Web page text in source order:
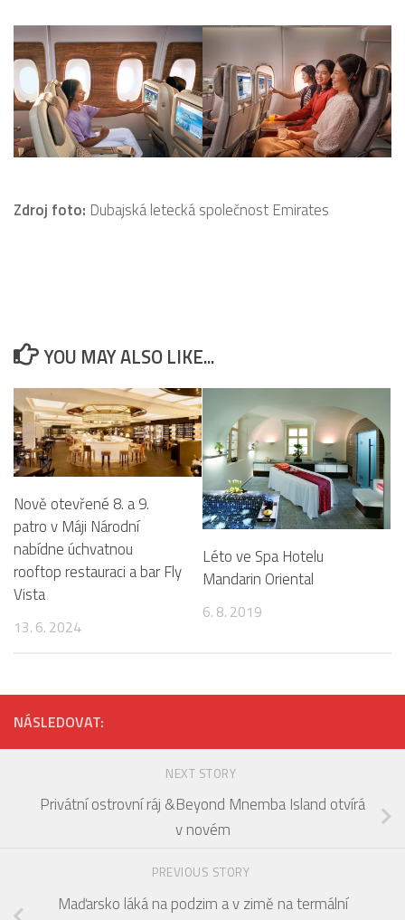
Zdroj foto: Dubajská letecká společnost Emirates
YOU MAY ALSO LIKE...
Nově otevřené 8. a 9.
patro v Máji Národní
nabídne úchvatnou
rooftop restauraci a bar Fly
Vista
13. 6. 2024
Léto ve Spa Hotelu
Mandarin Oriental
6. 8. 2019
NÁSLEDOVAT:
NEXT STORY
Privátní ostrovní ráj &Beyond Mnemba Island otvírá
v novém
PREVIOUS STORY
Maďarsko láká na podzim a v zimě na termální